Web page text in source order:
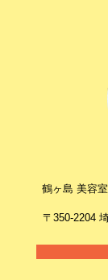
鶴ヶ島 美容
〒350-2204